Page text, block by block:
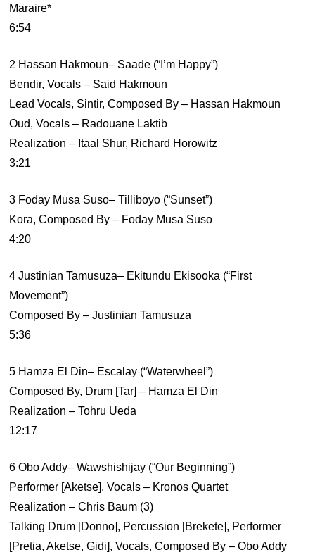
Maraire*
6:54
2 Hassan Hakmoun– Saade (“I’m Happy”)
Bendir, Vocals – Said Hakmoun
Lead Vocals, Sintir, Composed By – Hassan Hakmoun
Oud, Vocals – Radouane Laktib
Realization – Itaal Shur, Richard Horowitz
3:21
3 Foday Musa Suso– Tilliboyo (“Sunset”)
Kora, Composed By – Foday Musa Suso
4:20
4 Justinian Tamusuza– Ekitundu Ekisooka (“First
Movement”)
Composed By – Justinian Tamusuza
5:36
5 Hamza El Din– Escalay (“Waterwheel”)
Composed By, Drum [Tar] – Hamza El Din
Realization – Tohru Ueda
12:17
6 Obo Addy– Wawshishijay (“Our Beginning”)
Performer [Aketse], Vocals – Kronos Quartet
Realization – Chris Baum (3)
Talking Drum [Donno], Percussion [Brekete], Performer
[Pretia, Aketse, Gidi], Vocals, Composed By – Obo Addy